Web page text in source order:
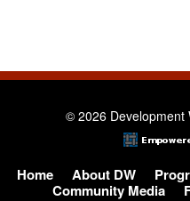
© 2026 Development
Home About DW
Community Media